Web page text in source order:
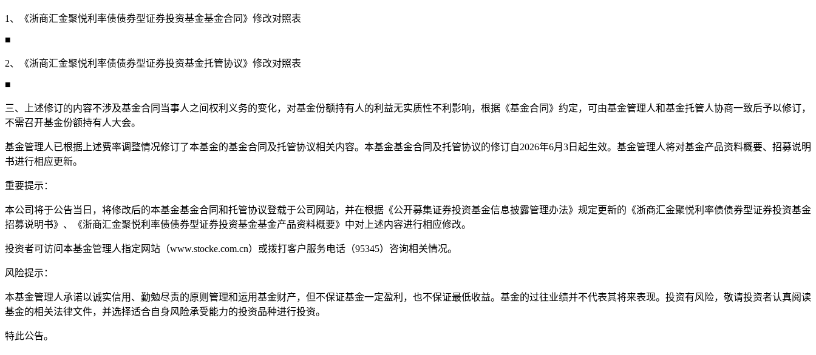
1、《浙商汇金聚悦利率债债券型证券投资基金基金合同》修改对照表
■
2、《浙商汇金聚悦利率债债券型证券投资基金托管协议》修改对照表
■
三、上述修订的内容不涉及基金合同当事人之间权利义务的变化，对基金份额持有人的利益无实质性不利影响，根据《基金合同》约定，可由基金管理人和基金托管人协商一致后予以修订，
不需召开基金份额持有人大会。
基金管理人已根据上述费率调整情况修订了本基金的基金合同及托管协议相关内容。本基金基金合同及托管协议的修订自2026年6月3日起生效。基金管理人将对基金产品资料概要、招募说明
书进行相应更新。
重要提示：
本公司将于公告当日，将修改后的本基金基金合同和托管协议登载于公司网站，并在根据《公开募集证券投资基金信息披露管理办法》规定更新的《浙商汇金聚悦利率债债券型证券投资基金
招募说明书》、《浙商汇金聚悦利率债债券型证券投资基金基金产品资料概要》中对上述内容进行相应修改。
投资者可访问本基金管理人指定网站（www.stocke.com.cn）或拨打客户服务电话（95345）咨询相关情况。
风险提示：
本基金管理人承诺以诚实信用、勤勉尽责的原则管理和运用基金财产，但不保证基金一定盈利，也不保证最低收益。基金的过往业绩并不代表其将来表现。投资有风险，敬请投资者认真阅读
基金的相关法律文件，并选择适合自身风险承受能力的投资品种进行投资。
特此公告。